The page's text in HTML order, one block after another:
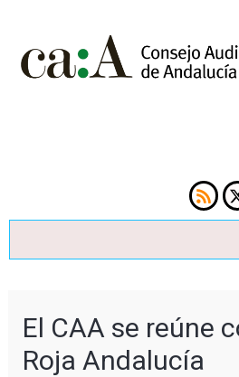
El CAA se reúne
Roja Andalucía